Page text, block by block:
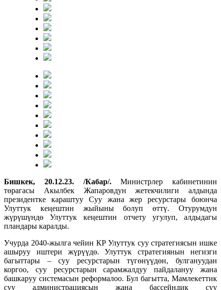
Бишкек, 20.12.23. /Кабар/.Министрлер кабинетинин
төрагасы Акылбек Жапаровдун жетекчилиги алдында
президентке караштуу Суу жана жер ресурстары боюнча
Улуттук кеңештин жыйыны болуп өттү. Отурумдун
жүрүшүндө Улуттук кеңештин отчету угулуп, алдыдагы
пландары каралды.
Учурда 2040-жылга чейин КР Улуттук суу стратегиясын ишке
ашыруу иштери жүрүүдө. Улуттук стратегиянын негизги
багыттары – суу ресурстарын түгөнүүдөн, булгануудан
коргоо, суу ресурстарын сарамжалдуу пайдалануу жана
башкаруу системасын реформалоо. Бул багытта, Мамлекеттик
суу администрациясын жана бассейндик суу